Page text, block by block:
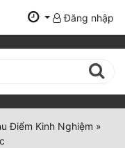
Đăng nhập
Điểm Kinh Nghiệm »